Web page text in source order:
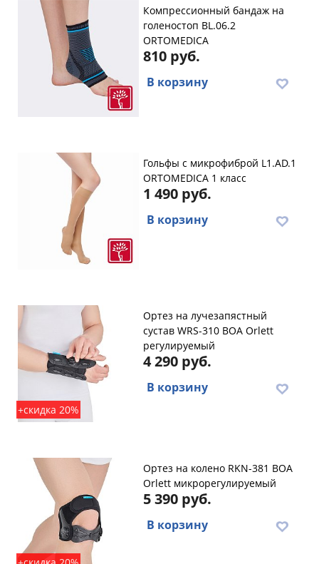
Компрессионный бандаж на
голеностоп BL.06.2
ORTOMEDICA
810 руб.
В корзину
Гольфы с микрофиброй L1.AD.1
ORTOMEDICA 1 класс
1 490 руб.
В корзину
+скидка 20%
Ортез на лучезапястный
сустав WRS-310 BOA Orlett
регулируемый
4 290 руб.
В корзину
Ортез на колено RKN-381 BOA
Orlett микрорегулируемый
5 390 руб.
В корзину